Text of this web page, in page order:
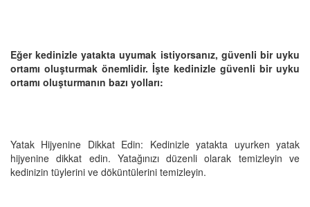
Eğer kedinizle yatakta uyumak istiyorsanız, güvenli bir uyku
ortamı oluşturmak önemlidir. İşte kedinizle güvenli bir uyku
ortamı oluşturmanın bazı yolları:
Yatak Hijyenine Dikkat Edin: Kedinizle yatakta uyurken yatak
hijyenine dikkat edin. Yatağınızı düzenli olarak temizleyin ve
kedinizin tüylerini ve döküntülerini temizleyin.